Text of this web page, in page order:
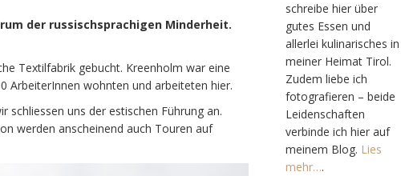
der russischsprachigen Minderheit.
Textilfabrik gebucht. Kreenholm war eine
ArbeiterInnen wohnten und arbeiteten hier.
schliessen uns der estischen Führung an.
werden anscheinend auch Touren auf
schreibe hier über
gutes Essen und
allerlei kulinarisches in
meiner Heimat Tirol.
Zudem liebe ich
fotografieren – beide
Leidenschaften
verbinde ich hier auf
meinem Blog. Lies
mehr….